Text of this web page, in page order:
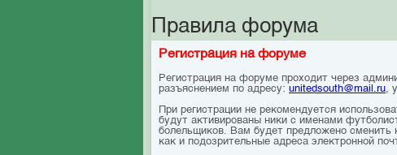
Правила форума
Регистрация на форуме
Регистрация на форуме проходит через
разъяснением по адресу: unitedsouth@mail.ru,
При регистрации не рекомендуется
будут активированы ники с именами
болельщиков. Вам будет предложено сменить
как и подозрительные адреса электронной